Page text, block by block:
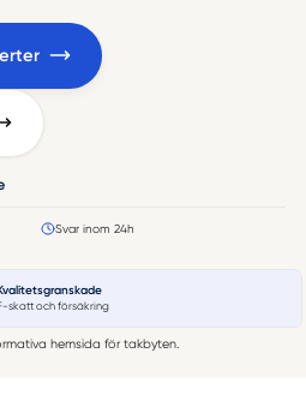
Svar inom 24h
skatt och försäkring
hemsida för takbyten.